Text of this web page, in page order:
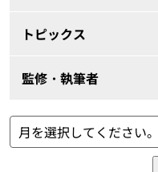
トピックス
監修・執筆者